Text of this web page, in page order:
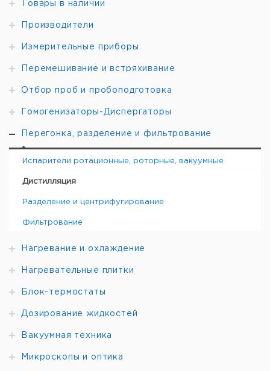
Товары в наличии
Производители
Измерительные приборы
Перемешивание и встряхивание
Отбор проб и пробоподготовка
Гомогенизаторы-Диспергаторы
Перегонка, разделение и фильтрование
Испарители ротационные, роторные, вакуумные
Дистилляция
Разделение и центрифугирование
Фильтрование
Нагревание и охлаждение
Нагревательные плитки
Блок-термостаты
Дозирование жидкостей
Вакуумная техника
Микроскопы и оптика